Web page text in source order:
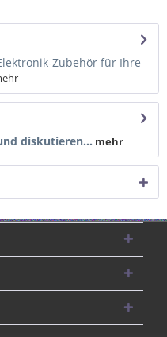
Zubehör für Ihre
diskutieren... mehr